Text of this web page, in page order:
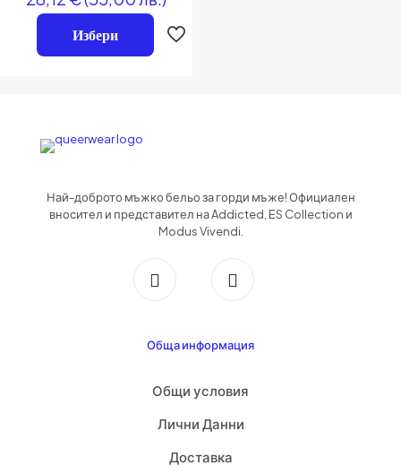
следващия път когато коментирам.
на
отИзбери
Най-доброто мъжко бельо за горди мъже! Официален
вносител и представител на Addicted, ES Collection и
Modus Vivendi.
Обща информация
Общи условия
Лични Данни
Доставка